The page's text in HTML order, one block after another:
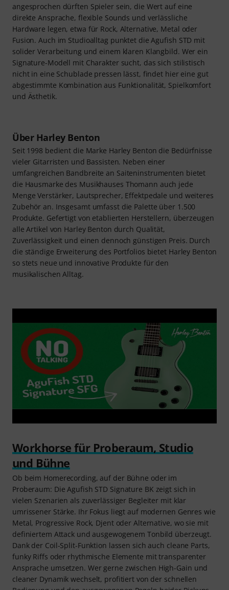
Für Stilbewusste mit Anspruch
Die Agufish STD Signature BK richtet sich an Gitarristen, die
ein modernes, eigenständiges Instrument für härtere und
alternative Stilrichtungen suchen. Ohne überflüssige
Gimmicks, aber mit klarer Identität. Besonders
angesprochen dürften Spieler sein, die Wert auf eine
solider Verarbeitung und einem klaren Klangbild. Wer ein
Signature-Modell mit Charakter sucht, das sich stilistisch
nicht in eine Schublade pressen lässt, findet hier eine gut
abgestimmte Kombination aus Funktionalität, Spielkomfort
und Ästhetik.